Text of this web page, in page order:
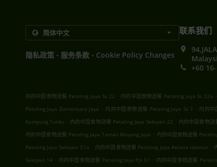
隐私政策 . 服务条款 . Cookie Policy Changes
联系我们
+60
内的中国食物送餐 Petaling Jaya Ss 22 . 内的中国食物送餐 Petaling Jaya Ss 22a .
Petaling Jaya Damansara Jaya . 内的中国食物送餐 Petaling Jaya Ss 7 . 内的中
Kampung Tunku . 内的中国食物送餐 Petaling Jaya Seksyen 22 . 内的中国食物
内的中国食物送餐 Petaling Jaya Taman Mayang Jaya . 内的中国食物送餐
Petaling Jaya Seksyen 51a . 内的中国食物送餐 Petaling Jaya Kelana Idaman .
Seksyen 14 . 内的中国食物送餐 Petaling Jaya Pjs 51 . 内的中国食物送餐